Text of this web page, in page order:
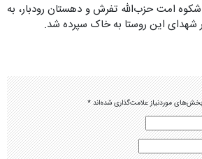
امت حزب‌الله تفرش و دهستان رودبار، به
شهدای این روستا به خاک سپرده شد.
بخش‌های موردنیاز علامت‌گذاری شده‌اند*